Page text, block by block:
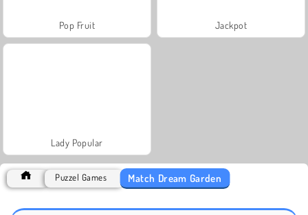
Pop Fruit Jackpot
Lady Popular
Puzzel Games Match Dream Garden